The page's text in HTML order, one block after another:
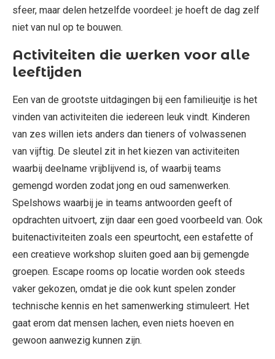
sfeer, maar delen hetzelfde voordeel: je hoeft de dag zelf
niet van nul op te bouwen.
Activiteiten die werken voor alle
leeftijden
Een van de grootste uitdagingen bij een familieuitje is het
vinden van activiteiten die iedereen leuk vindt. Kinderen
van zes willen iets anders dan tieners of volwassenen
van vijftig. De sleutel zit in het kiezen van activiteiten
waarbij deelname vrijblijvend is, of waarbij teams
gemengd worden zodat jong en oud samenwerken.
Spelshows waarbij je in teams antwoorden geeft of
opdrachten uitvoert, zijn daar een goed voorbeeld van. Ook
buitenactiviteiten zoals een speurtocht, een estafette of
een creatieve workshop sluiten goed aan bij gemengde
groepen. Escape rooms op locatie worden ook steeds
vaker gekozen, omdat je die ook kunt spelen zonder
technische kennis en het samenwerking stimuleert. Het
gaat erom dat mensen lachen, even niets hoeven en
gewoon aanwezig kunnen zijn.